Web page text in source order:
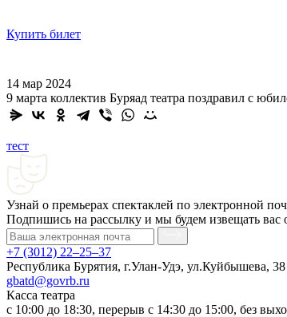
Купить билет
14 мар 2024
9 марта коллектив Буряад театра поздравил с
тест
Узнай о премьерах спектаклей по электронной
Подпишись на рассылку и мы будем извещать
+7 (3012) 22–25–37
Республика Бурятия, г.Улан-Удэ, ул.Куйбышева, 38
gbatd@govrb.ru
Касса театра
с 10:00 до 18:30, перерыв с 14:30 до 15:00, без